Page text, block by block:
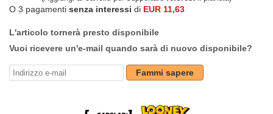
O 3 pagamenti senza interessi di EUR 11,63
L'articolo tornerà presto disponibile
Vuoi ricevere un'e-mail quando sarà di nuovo disponibile?
Fammi sapere